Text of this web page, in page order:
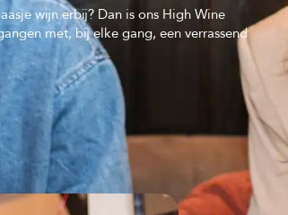
wijn erbij? Dan is ons High Wine
met, bij elke gang, een verrassend